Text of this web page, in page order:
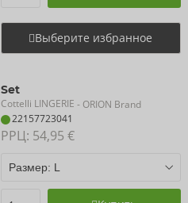
Выберите избранное
Set
Cottelli LINGERIE - ORION Brand
22157723041
РРЦ: 54,95 €